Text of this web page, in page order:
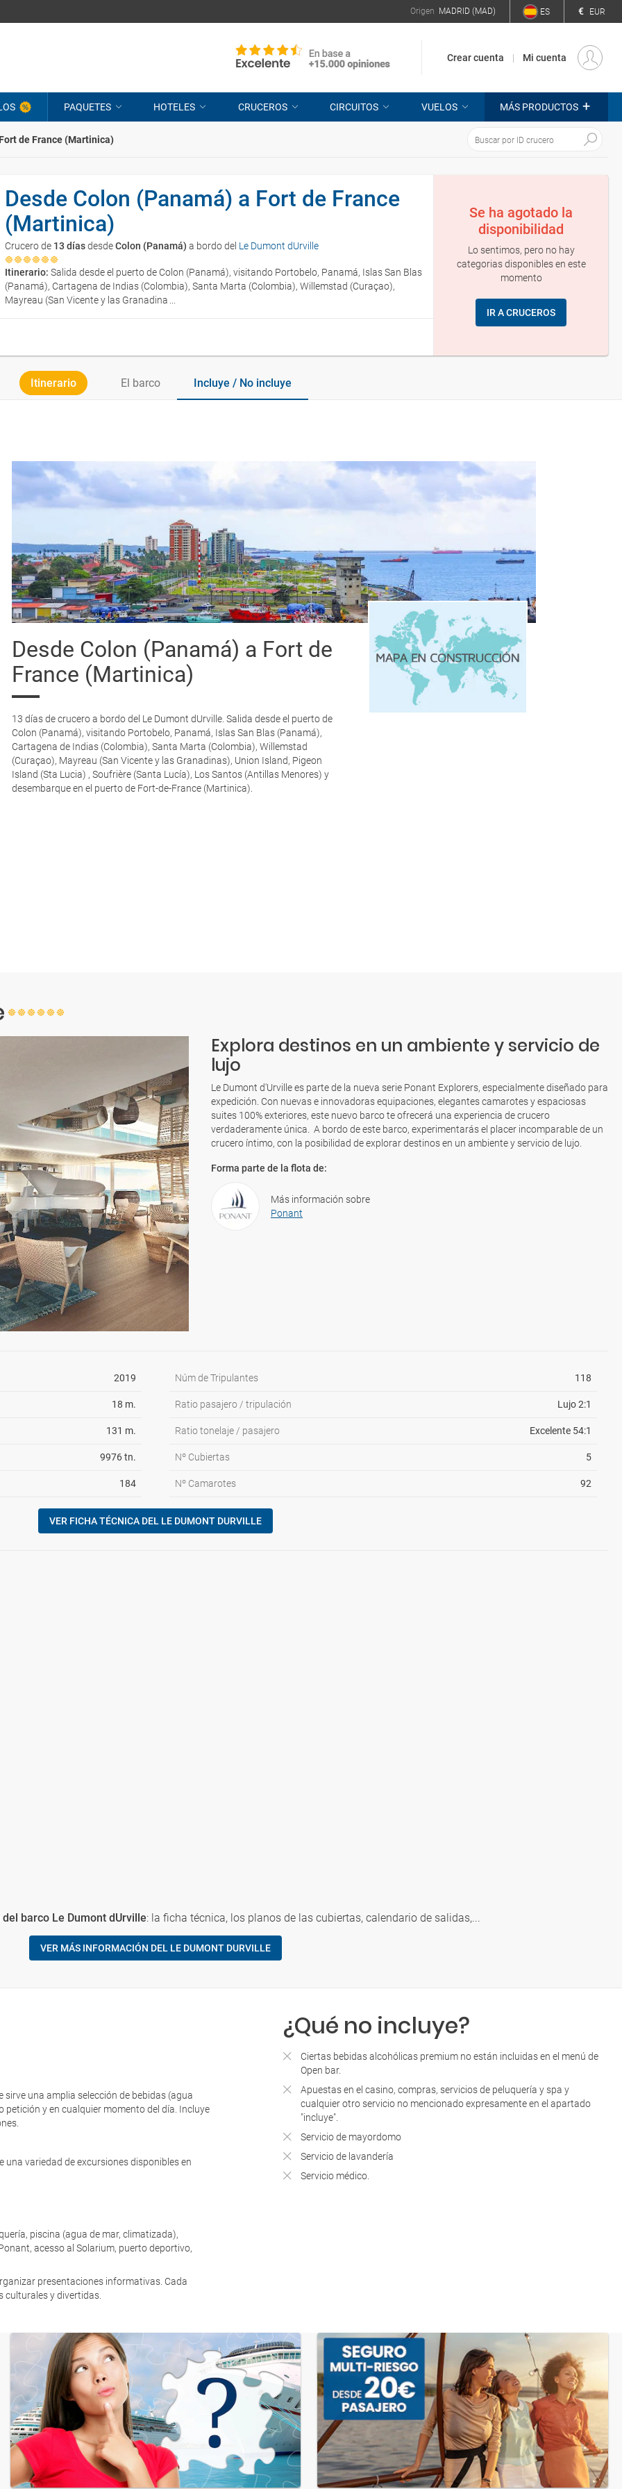
Origen MADRID (MAD) ES € EUR
Crear cuenta Mi cuenta
PAQUETES HOTELES CRUCEROS CIRCUITOS VUELOS MÁS PRODUCTOS +
de France (Martinica)
Desde Colon (Panamá) a Fort de France
(Martinica)
Crucero de 13 díasdesdeColon (Panamá) a bordo del Le Dumont dUrville
Itinerario: Salida desde el puerto de Colon (Panamá), visitando Portobelo, Panamá, Islas San Blas
(Panamá), Cartagena de Indias (Colombia), Santa Marta (Colombia), Willemstad (Curaçao),
Mayreau (San Vicente y las Granadina
Se ha agotado la
disponibilidad
Lo sentimos, pero no hay
categorias disponibles en este
momento
IR A CRUCEROS
Itinerario El barco Incluye / No incluye
Desde Colon (Panamá) a Fort de
France (Martinica)
13 días de crucero a bordo del Le Dumont dUrville. Salida desde el puerto de
Colon (Panamá), visitando Portobelo, Panamá, Islas San Blas (Panamá),
Cartagena de Indias (Colombia), Santa Marta (Colombia), Willemstad
(Curaçao), Mayreau (San Vicente y las Granadinas), Union Island, Pigeon
Island (Sta Lucia) , Soufrière (Santa Lucía), Los Santos (Antillas Menores) y
desembarque en el puerto de Fort-de-France (Martinica).
Explora destinos en un ambiente y servicio de
lujo
Le Dumont d'Urville es parte de la nueva serie Ponant Explorers, especialmente diseñado para
expedición. Con nuevas e innovadoras equipaciones, elegantes camarotes y espaciosas
suites 100% exteriores, este nuevo barco te ofrecerá una experiencia de crucero
verdaderamente única. A bordo de este barco, experimentarás el placer incomparable de un
crucero íntimo, con la posibilidad de explorar destinos en un ambiente y servicio de lujo.
Forma parte de la flota de:
Más información sobre
Ponant
2019
18 m.
131 m.
9976 tn.
184
Núm de Tripulantes 118
Ratio pasajero / tripulación Lujo 2:1
Ratio tonelaje / pasajero Excelente 54:1
Nº Cubiertas 5
Nº Camarotes 92
VER FICHA TÉCNICA DEL LE DUMONT DURVILLE
barco Le Dumont dUrville: la ficha técnica, los planos de las cubiertas, calendario de salidas,...
VER MÁS INFORMACIÓN DEL LE DUMONT DURVILLE
sirve una amplia selección de bebidas (agua
petición y en cualquier momento del día. Incluye
una variedad de excursiones disponibles en
piscina (agua de mar, climatizada),
acesso al Solarium, puerto deportivo,
presentaciones informativas. Cada
culturales y divertidas.
¿Qué no incluye?
Ciertas bebidas alcohólicas premium no están incluidas en el menú de
Open bar.
Apuestas en el casino, compras, servicios de peluquería y spa y
cualquier otro servicio no mencionado expresamente en el apartado
"incluye".
Servicio de mayordomo
Servicio de lavandería
Servicio médico.